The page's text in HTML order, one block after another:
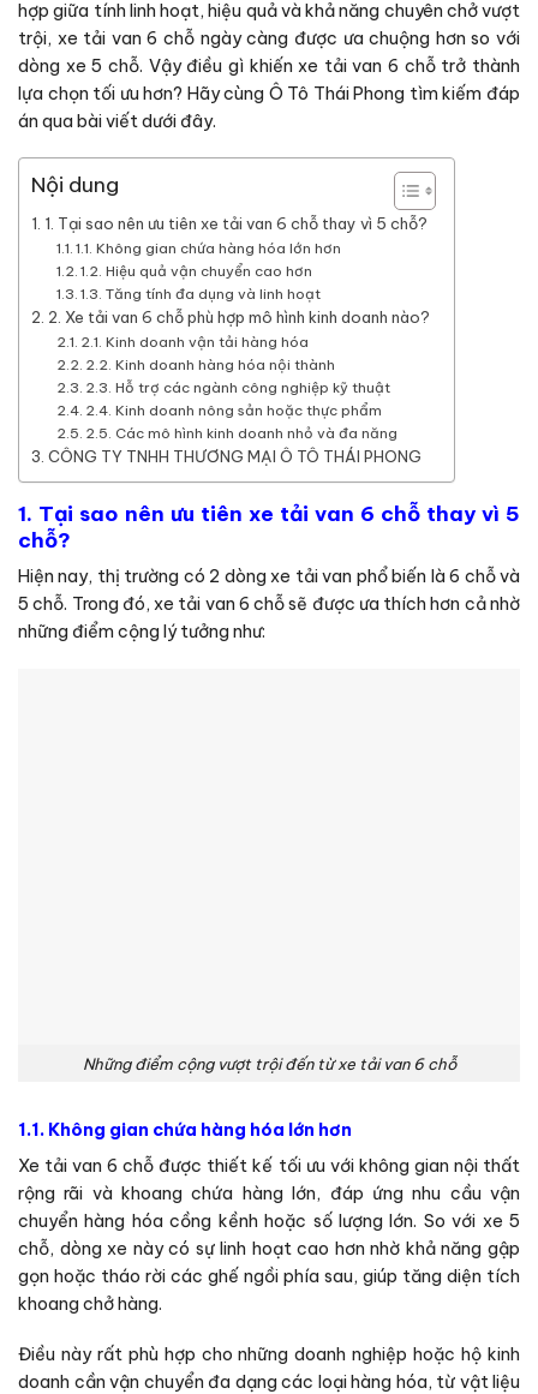
hợp giữa tính linh hoạt, hiệu quả và khả năng chuyên chở vượt
trội, xe tải van 6 chỗ ngày càng được ưa chuộng hơn so với
dòng xe 5 chỗ. Vậy điều gì khiến xe tải van 6 chỗ trở thành
lựa chọn tối ưu hơn? Hãy cùng Ô Tô Thái Phong tìm kiếm đáp
án qua bài viết dưới đây.
Nội dung
1. Tại sao nên ưu tiên xe tải van 6 chỗ thay vì 5 chỗ?
1.1. Không gian chứa hàng hóa lớn hơn
1.2. Hiệu quả vận chuyển cao hơn
1.3. Tăng tính đa dụng và linh hoạt
2. Xe tải van 6 chỗ phù hợp mô hình kinh doanh nào?
2.1. Kinh doanh vận tải hàng hóa
2.2. Kinh doanh hàng hóa nội thành
2.3. Hỗ trợ các ngành công nghiệp kỹ thuật
2.4. Kinh doanh nông sản hoặc thực phẩm
2.5. Các mô hình kinh doanh nhỏ và đa năng
CÔNG TY TNHH THƯƠNG MẠI Ô TÔ THÁI PHONG
1. Tại sao nên ưu tiên xe tải van 6 chỗ thay vì 5
chỗ?
Hiện nay, thị trường có 2 dòng xe tải van phổ biến là 6 chỗ và
5 chỗ. Trong đó, xe tải van 6 chỗ sẽ được ưa thích hơn cả nhờ
những điểm cộng lý tưởng như:
Những điểm cộng vượt trội đến từ xe tải van 6 chỗ
1.1. Không gian chứa hàng hóa lớn hơn
Xe tải van 6 chỗ được thiết kế tối ưu với không gian nội thất
rộng rãi và khoang chứa hàng lớn, đáp ứng nhu cầu vận
chuyển hàng hóa cồng kềnh hoặc số lượng lớn. So với xe 5
chỗ, dòng xe này có sự linh hoạt cao hơn nhờ khả năng gập
gọn hoặc tháo rời các ghế ngồi phía sau, giúp tăng diện tích
khoang chở hàng.
Điều này rất phù hợp cho những doanh nghiệp hoặc hộ kinh
doanh cần vận chuyển đa dạng các loại hàng hóa, từ vật liệu